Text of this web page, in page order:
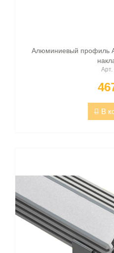
Алюминиевый профиль
Арт.
В